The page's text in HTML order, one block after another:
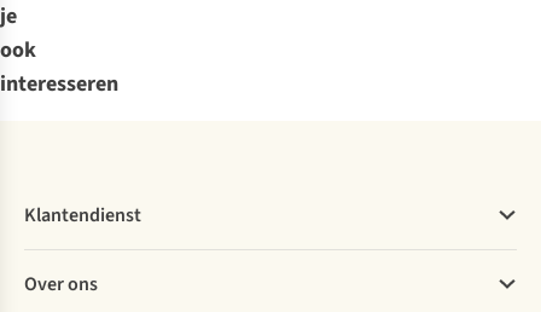
je
ook
interesseren
Klantendienst
Bestellen
Over ons